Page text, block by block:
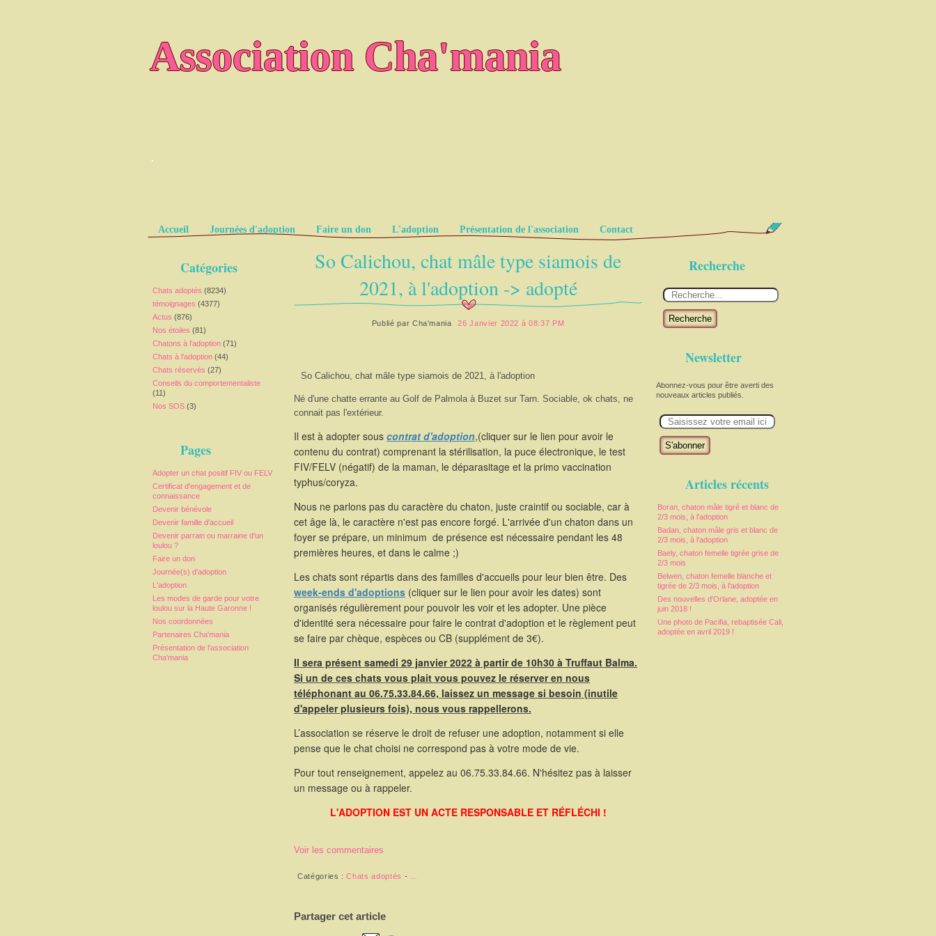
Association Cha'mania
.
Pages
Accueil Journées d'adoption Faire un don L'adoption Présentation de l'association Contact
Catégories
Chats adoptés (8234)
témoignages (4377)
Actus (876)
Nos étoiles (81)
Chatons à l'adoption (71)
Chats à l'adoption (44)
Chats réservés (27)
Conseils du comportementaliste
(11)
Nos SOS (3)
Pages
Adopter un chat positif FIV ou FELV
Certificat d'engagement et de
connaissance
Devenir bénévole
Devenir famille d'accueil
Devenir parrain ou marraine d'un
loulou ?
Faire un don
Journée(s) d'adoption
L'adoption
Les modes de garde pour votre
loulou sur la Haute Garonne !
Nos coordonnées
Partenaires Cha'mania
Présentation de l'association
Cha'mania
Recherche
Recherche
Newsletter
Abonnez-vous pour être averti des
nouveaux articles publiés.
m
Articles récents
Boran, chaton mâle tigré et blanc de
2/3 mois, à l'adoption
Badan, chaton mâle gris et blanc de
2/3 mois, à l'adoption
Baely, chaton femelle tigrée grise de
2/3 mois
Belwen, chaton femelle blanche et
tigrée de 2/3 mois, à l'adoption
Des nouvelles d'Orlane, adoptée en
juin 2018 !
Une photo de Pacifia, rebaptisée Cali,
adoptée en avril 2019 !
So Calichou, chat mâle type siamois de
2021, à l'adoption -> adopté
Publié par Cha'mania 26 Janvier 2022 à 08:37 PM
So Calichou, chat mâle type siamois de 2021, à l'adoption
Né d'une chatte errante au Golf de Palmola à Buzet sur Tarn. Sociable, ok chats, ne
connait pas l'extérieur.
Il est à adopter sous contrat d'adoption,(cliquer sur le lien pour avoir le
contenu du contrat) comprenant la stérilisation, la puce électronique, le test
FIV/FELV (négatif) de la maman, le déparasitage et la primo vaccination
typhus/coryza.
Nous ne parlons pas du caractère du chaton, juste craintif ou sociable, car à
cet âge là, le caractère n'est pas encore forgé. L'arrivée d'un chaton dans un
foyer se prépare, un minimum de présence est nécessaire pendant les 48
premières heures, et dans le calme ;)
Les chats sont répartis dans des familles d'accueils pour leur bien être. Des
week-ends d'adoptions (cliquer sur le lien pour avoir les dates) sont
organisés régulièrement pour pouvoir les voir et les adopter. Une pièce
d'identité sera nécessaire pour faire le contrat d'adoption et le règlement peut
se faire par chèque, espèces ou CB (supplément de 3€).
Il sera présent samedi 29 janvier 2022 à partir de 10h30 à Truffaut Balma.
Si un de ces chats vous plait vous pouvez le réserver en nous
téléphonant au 06.75.33.84.66, laissez un message si besoin (inutile
d'appeler plusieurs fois), nous vous rappellerons.
L’association se réserve le droit de refuser une adoption, notamment si elle
pense que le chat choisi ne correspond pas à votre mode de vie.
Pour tout renseignement, appelez au 06.75.33.84.66. N'hésitez pas à laisser
un message ou à rappeler.
L'ADOPTION EST UN ACTE RESPONSABLE ET RÉFLÉCHI !
Voir les commentaires
Catégories :Chats adoptés -
Partager cet article